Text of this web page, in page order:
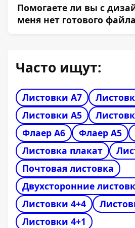
Цифровая печать быстрее
малых тиражей, а офсет
минимальную цену при
Помогаете ли вы с
меня нет готового
специфику продукции.
Часто ищут:
Листовки А7
Листовки А5
Флаер А6
Флаер А5
Листовка плакат
Почтовая листовка
Двухсторонние
Листовки 4+4
Листовки 4+1